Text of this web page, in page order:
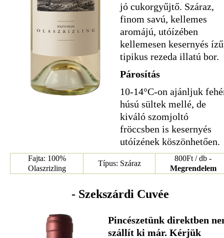
jó cukorgyűjtő. Száraz,
finom savú, kellemes
aromájú, utóízében
kellemesen kesernyés
tipikus rezeda illatú bor.
Párosítás
10-14°C-on ajánljuk
húsú sültek mellé, de
kiváló szomjoltó
fröccsben is kesernyés
utóízének köszönhetően.
Fajta: 100%
Olaszrizling
Típus: Száraz
800Ft / db -
Megrendelem
- Szekszárdi Cuvée
Pincészetünk direktben
szállít ki már. Kérjük